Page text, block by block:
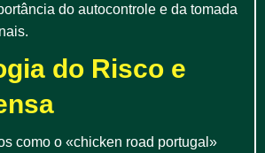
do autocontrole e da tomada
do Risco e
como o «chicken road portugal»